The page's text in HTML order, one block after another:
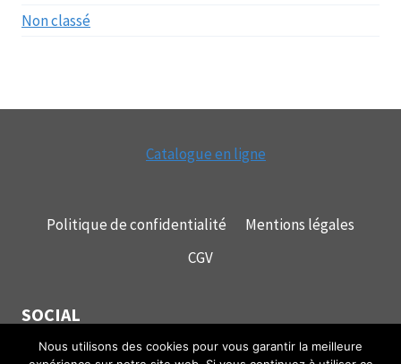
Non classé
Catalogue en ligne
Politique de confidentialité
Mentions légales
CGV
SOCIAL
Nous utilisons des cookies pour vous garantir la meilleure